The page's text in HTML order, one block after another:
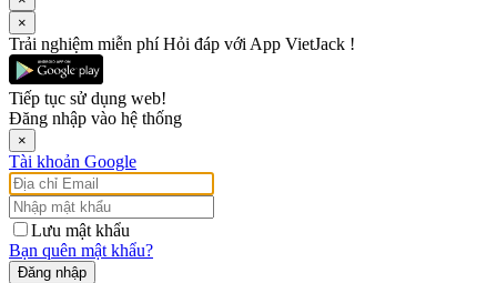
×
Trải nghiệm miễn phí Hỏi đáp với App VietJack !
Tiếp tục sử dụng web!
Đăng nhập vào hệ thống
×
Tài khoản Google
Lưu mật khẩu
Bạn quên mật khẩu?
Đăng nhập